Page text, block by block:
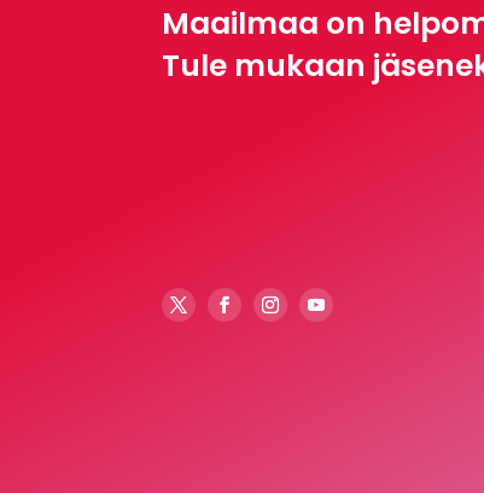
Maailmaa on
Tule mukaan